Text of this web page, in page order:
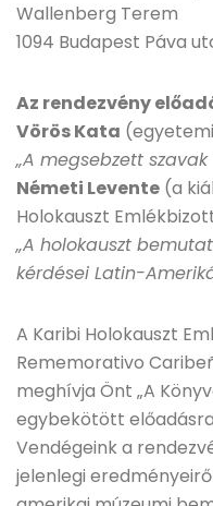
Wallenberg Terem
1094 Budapest Páva
Az rendezvény
Vörös Kata
„A megsebzett
Németi Levente (a
Holokauszt
„A holokauszt
kérdései Latin-
A Karibi Holokauszt
Rememorativo
meghívja Önt „A
egybekötött
Vendégeink a
jelenlegi